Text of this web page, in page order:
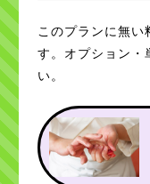
このプランに無
す。オプション・
い。